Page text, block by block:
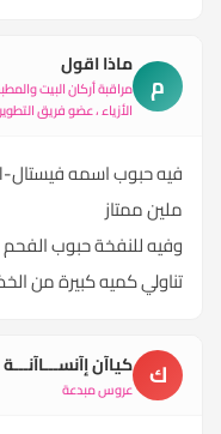
م
ماذا اقول
مراقبة أركان البيت
الأزياء ، عضو فريق
ملين ممتاز
وفيه للنفخة حبوب
تناولي كميه كبيرة من
ك كياآن إآنســـاآنـــة
عروس مبدعة